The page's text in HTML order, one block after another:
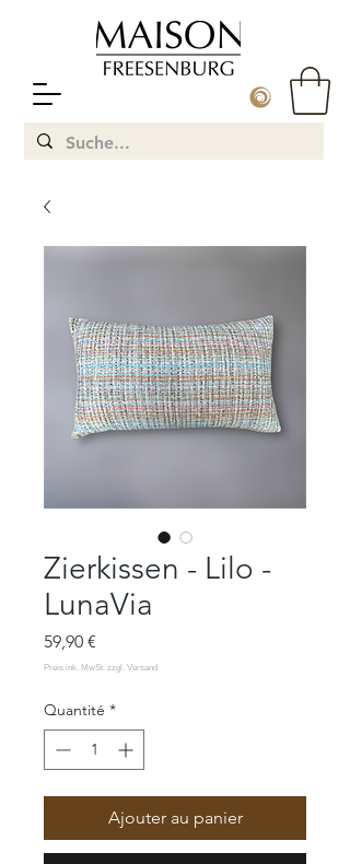
Zierkissen - Lilo -
LunaVia
59,90 €
Quantité *
Ajouter au panier